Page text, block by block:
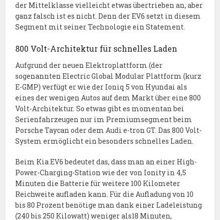
der Mittelklasse vielleicht etwas übertrieben an, aber
ganz falsch ist es nicht. Denn der EV6 setzt in diesem
Segment mit seiner Technologie ein Statement.
800 Volt-Architektur für schnelles Laden
Aufgrund der neuen Elektroplattform (der
sogenannten Electric Global Modular Plattform (kurz
E-GMP) verfügt er wie der Ioniq 5 von Hyundai als
eines der wenigen Autos auf dem Markt über eine 800
Volt-Architektur. So etwas gibt es momentan bei
Serienfahrzeugen nur im Premiumsegment beim
Porsche Taycan oder dem Audi e-tron GT. Das 800 Volt-
System ermöglicht ein besonders schnelles Laden.
Beim Kia EV6 bedeutet das, dass man an einer High-
Power-Charging-Station wie der von Ionity in 4,5
Minuten die Batterie für weitere 100 Kilometer
Reichweite aufladen kann. Für die Aufladung von 10
bis 80 Prozent benötige man dank einer Ladeleistung
(240 bis 250 Kilowatt) weniger als18 Minuten,